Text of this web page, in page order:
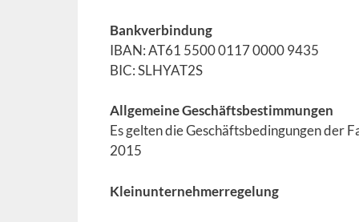
Bankverbindung
IBAN: AT61 5500 0117 0000 9435
BIC: SLHYAT2S
Allgemeine Geschäftsbestimmungen
Es gelten die Geschäftsbedingungen der
2015
Kleinunternehmerregelung